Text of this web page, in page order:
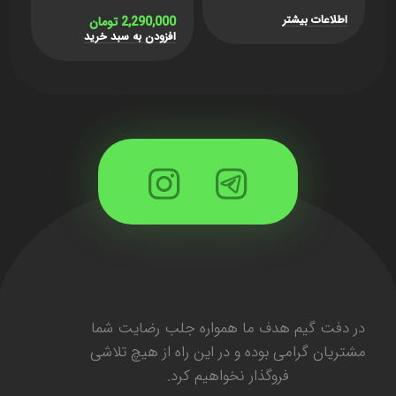
Revelations Ezio
اطلاعات بیشتر
2,290,000 تومان
افزودن به سبد خرید
در دفت گیم هدف ما همواره جلب رضایت شما
مشتریان گرامی بوده و در این راه از هیچ تلاشی
فروگذار نخواهیم کرد.